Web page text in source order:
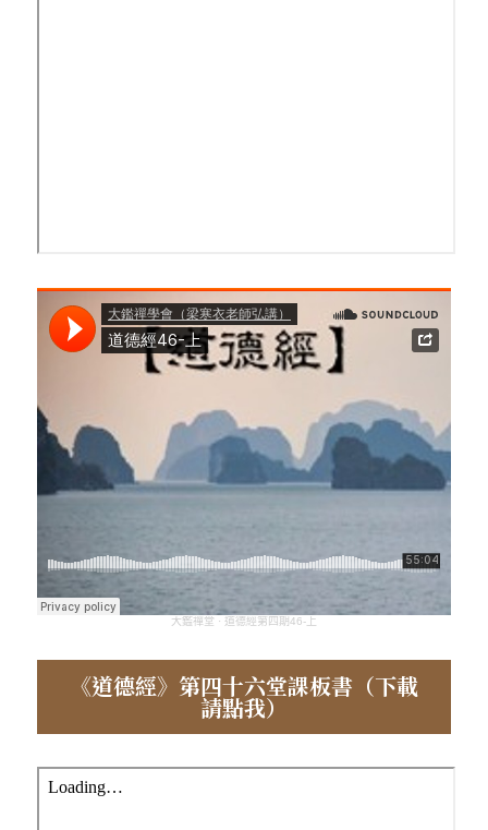
大鑑禪堂 · 道德經第四期46-上
《道德經》第四十六堂課板書（下載
請點我）